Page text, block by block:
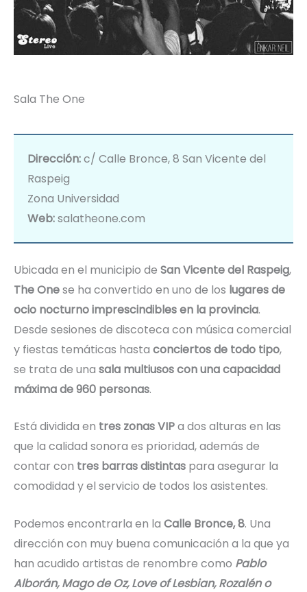
Sala The One
Dirección:c/ Calle Bronce, 8 San Vicente del
Raspeig
Zona Universidad
Web:salatheone.com
Ubicada en el municipio de San Vicente del Raspeig,
The Onese ha convertido en uno de los lugares de
ocio nocturno imprescindibles en la provincia.
Desde sesiones de discoteca con música comercial
y fiestas temáticas hasta conciertos de todo tipo,
se trata de una sala multiusos con una capacidad
máxima de 960 personas.
Está dividida en tres zonas VIPa dos alturas en las
que la calidad sonora es prioridad, además de
contar con tres barras distintas para asegurar la
comodidad y el servicio de todos los asistentes.
Podemos encontrarla en la Calle Bronce, 8. Una
dirección con muy buena comunicación a la que ya
han acudido artistas de renombre como Pablo
Alborán, Mago de Oz, Love of Lesbian, Rozalén o